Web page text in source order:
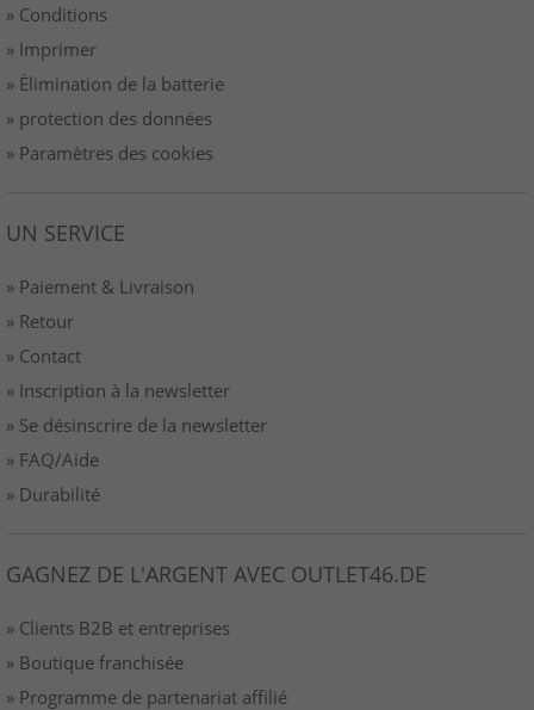
» Conditions
» Imprimer
» Élimination de la batterie
» protection des données
» Paramètres des cookies
UN SERVICE
» Paiement & Livraison
» Retour
» Contact
» Inscription à la newsletter
» Se désinscrire de la newsletter
» FAQ/Aide
» Durabilité
GAGNEZ DE L'ARGENT AVEC OUTLET46.DE
» Clients B2B et entreprises
» Boutique franchisée
» Programme de partenariat affilié